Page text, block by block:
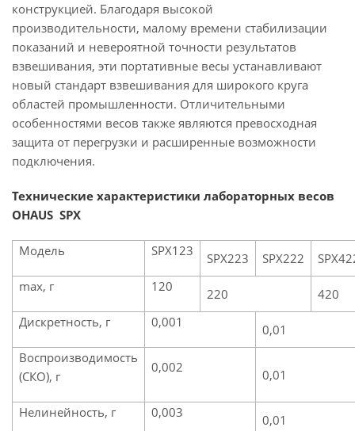
конструкцией. Благодаря высокой
производительности, малому времени стабилизации
показаний и невероятной точности результатов
взвешивания, эти портативные весы устанавливают
новый стандарт взвешивания для широкого круга
областей промышленности. Отличительными
особенностями весов также являются превосходная
защита от перегрузки и расширенные возможности
подключения.
Технические характеристики лабораторных весов
OHAUS SPX
Модель SPX123 SPX223 SPX222
max, г
120 220
420
Дискретность, г
0,001
0,01
Воспроизводимость
(СКО), г
0,002 0,01
Нелинейность, г 0,003
0,01